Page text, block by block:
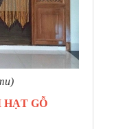
HẠT GỖ